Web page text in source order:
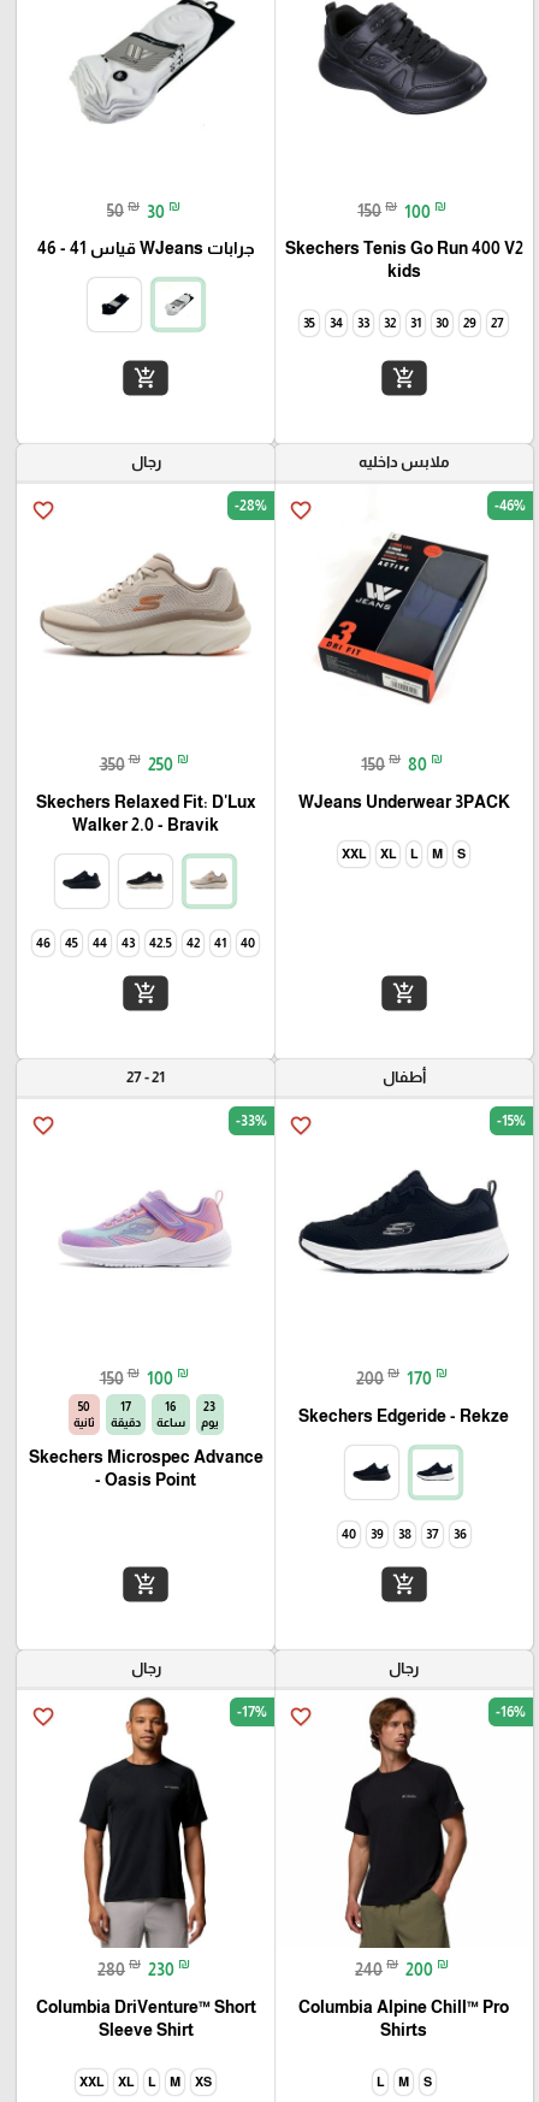
150 ₪ 100 ₪
Skechers Tenis Go Run 400 V2
kids
27
29
30
31
32
33
34
35
add_shopping_cart
50 ₪ 30 ₪
جرابات WJeans قياس 41 - 46
add_shopping_cart
ملابس داخليه
favorite_border -46%
150 ₪ 80 ₪
WJeans Underwear 3PACK
S
M
L
XL
XXL
add_shopping_cart
رجال
favorite_border -28%
350 ₪ 250 ₪
Skechers Relaxed Fit: D'Lux
Walker 2.0 - Bravik
40
41
42
42.5
43
44
45
46
add_shopping_cart
أطفال
favorite_border -15%
200 ₪ 170 ₪
Skechers Edgeride - Rekze‏
36
37
38
39
40
add_shopping_cart
21 - 27
favorite_border -33%
150 ₪ 100 ₪
23
يوم
16
ساعة
17
دقيقة
49
ثانية
Skechers Microspec Advance
- Oasis Point
add_shopping_cart
رجال
favorite_border -16%
240 ₪ 200 ₪
Columbia Alpine Chill™ Pro
Shirts
S
M
L
رجال
favorite_border -17%
280 ₪ 230 ₪
Columbia DriVenture™ Short
Sleeve Shirt
XS
M
L
XL
XXL